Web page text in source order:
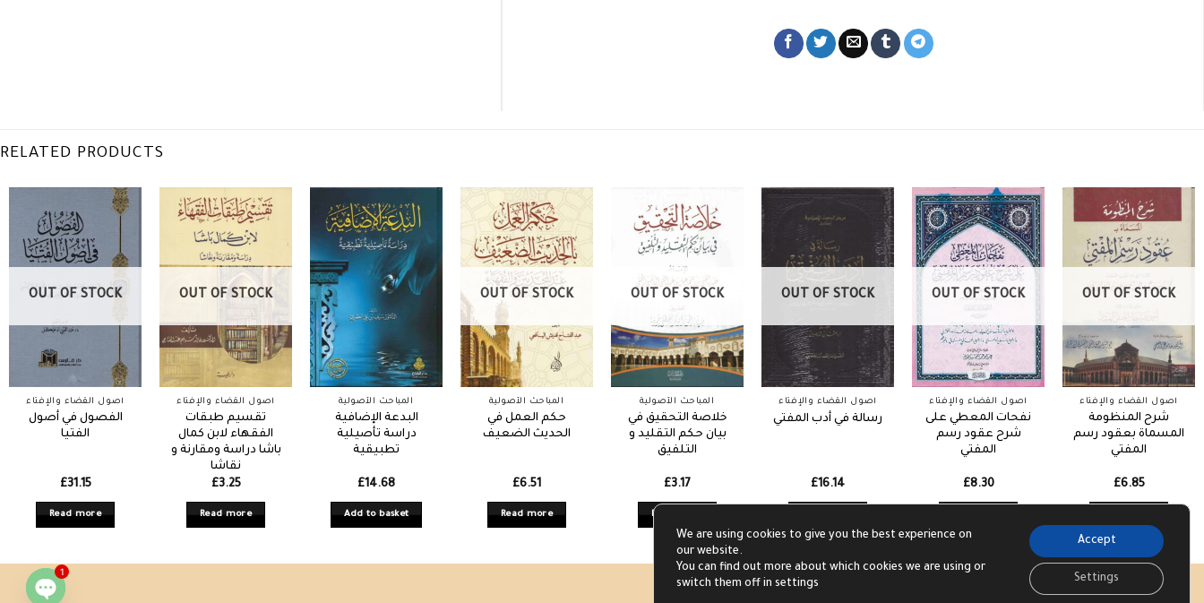
RELATED PRODUCTS
OUT OF STOCK
أصول القضاء والإفتاء
الفصول في أصول
الفتيا
£31.15
Read more
OUT OF STOCK
أصول القضاء والإفتاء
تقسيم طبقات
الفقهاء لابن كمال
باشا دراسة ومقارنة و
نقاشا
£3.25
Read more
المباحث الأصولية
البدعة الإضافية
دراسة تأصيلية
تطبيقية
£14.68
Add to basket
OUT OF STOCK
المباحث الأصولية
حكم العمل في
الحديث الضعيف
£6.51
Read more
OUT OF STOCK
المباحث الأصولية
خلاصة التحقيق في
بيان حكم التقليد و
التلفيق
£3.17
Read more
OUT OF STOCK
أصول القضاء والإفتاء
رسالة في أدب المفتي
£16.14
OUT OF STOCK
أصول القضاء والإفتاء
نفحات المعطي على
شرح عقود رسم
المفتي
£8.30
OUT OF STOCK
أصول القضاء والإفتاء
شرح المنظومة
المسماة بعقود رسم
المفتي
£6.85
Visa PayPal
We are using cookies to give you the best experience on
our website.
You can find out more about which cookies we are using or
switch them off in settings
Accept
Settings
1